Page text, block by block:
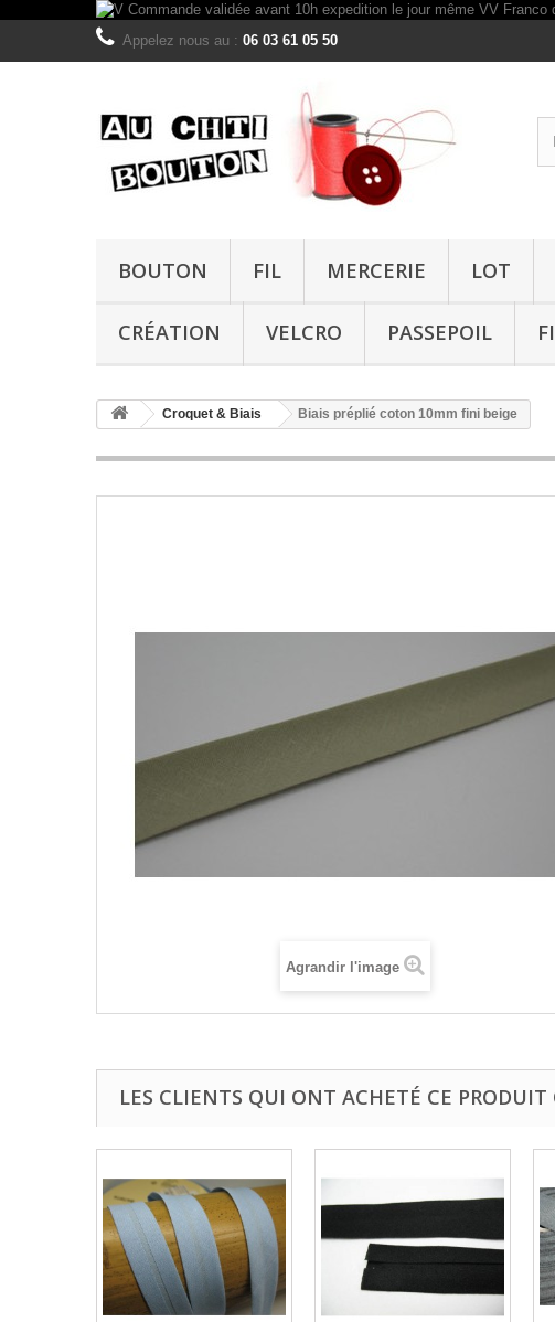
Appelez nous au : 06 03 61 05 50
BOUTON FIL MERCERIE LOT
CRÉATION VELCRO PASSEPOIL
Croquet & Biais Biais préplié coton 10mm fini beige
Agrandir l'image
LES CLIENTS QUI ONT ACHETÉ CE